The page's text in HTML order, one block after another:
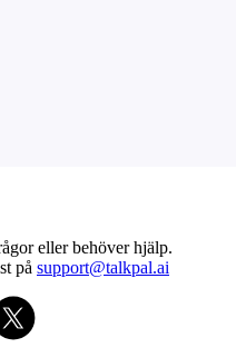
eller behöver hjälp.
på support@talkpal.ai